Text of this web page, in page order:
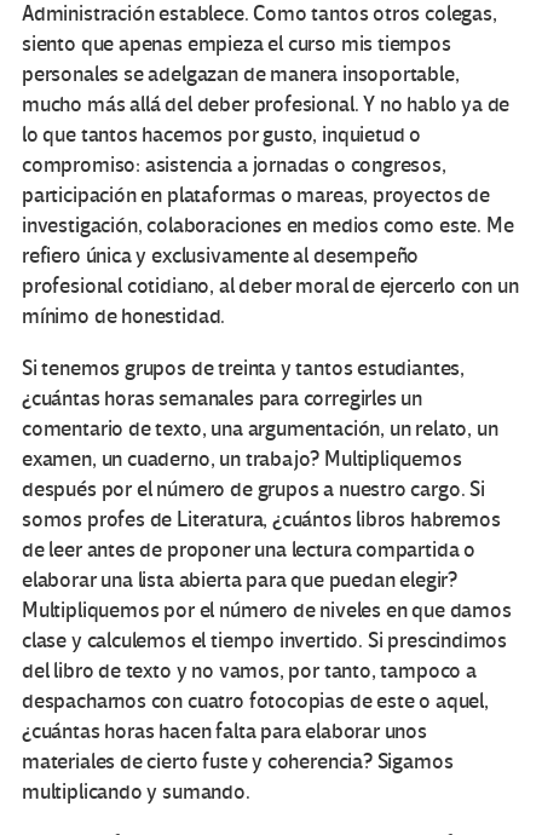
Administración establece. Como tantos otros colegas,
siento que apenas empieza el curso mis tiempos
personales se adelgazan de manera insoportable,
mucho más allá del deber profesional. Y no hablo ya de
lo que tantos hacemos por gusto, inquietud o
compromiso: asistencia a jornadas o congresos,
participación en plataformas o mareas, proyectos de
investigación, colaboraciones en medios como este. Me
refiero única y exclusivamente al desempeño
profesional cotidiano, al deber moral de ejercerlo con un
mínimo de honestidad.
Si tenemos grupos de treinta y tantos estudiantes,
¿cuántas horas semanales para corregirles un
comentario de texto, una argumentación, un relato, un
examen, un cuaderno, un trabajo? Multipliquemos
después por el número de grupos a nuestro cargo. Si
somos profes de Literatura, ¿cuántos libros habremos
de leer antes de proponer una lectura compartida o
elaborar una lista abierta para que puedan elegir?
Multipliquemos por el número de niveles en que damos
clase y calculemos el tiempo invertido. Si prescindimos
del libro de texto y no vamos, por tanto, tampoco a
despacharnos con cuatro fotocopias de este o aquel,
¿cuántas horas hacen falta para elaborar unos
materiales de cierto fuste y coherencia? Sigamos
multiplicando y sumando.